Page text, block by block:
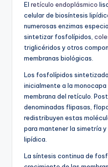
El retículo endoplásmico
celular de biosíntesis
numerosas enzimas
sintetizar fosfolípidos,
triglicéridos y otros
membranas biológicas.
Los fosfolípidos
inicialmente a la
membrana del retículo.
denominadas flipasas,
redistribuyen estas
para mantener la simetría
lipídica.
La síntesis continua de